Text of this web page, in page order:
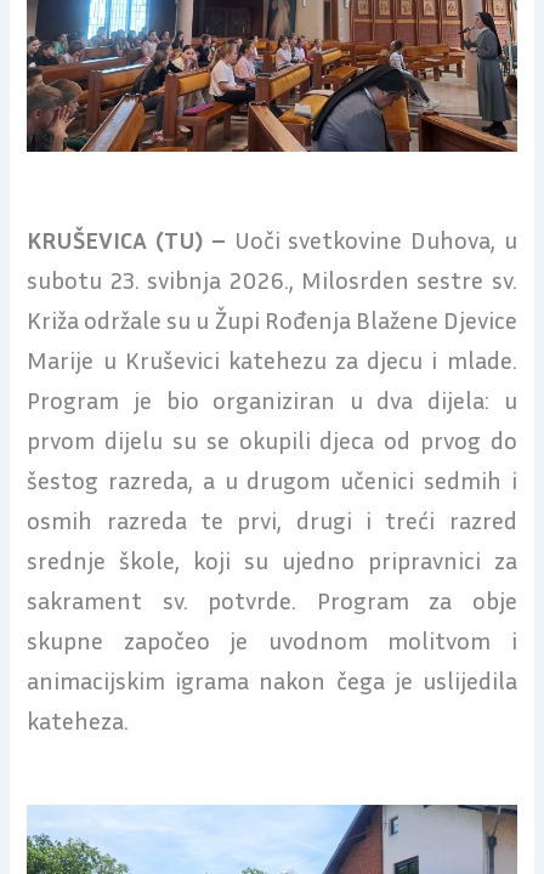
KRUŠEVICA (TU) – Uoči svetkovine Duhova, u
subotu 23. svibnja 2026., Milosrden sestre sv.
Križa održale su u Župi Rođenja Blažene Djevice
Marije u Kruševici katehezu za djecu i mlade.
Program je bio organiziran u dva dijela: u
prvom dijelu su se okupili djeca od prvog do
šestog razreda, a u drugom učenici sedmih i
osmih razreda te prvi, drugi i treći razred
srednje škole, koji su ujedno pripravnici za
sakrament sv. potvrde. Program za obje
skupne započeo je uvodnom molitvom i
animacijskim igrama nakon čega je uslijedila
kateheza.